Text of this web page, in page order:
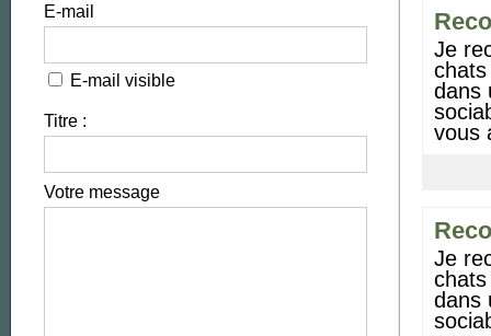
E-mail
E-mail visible
Titre :
Votre message
je recommande cette chatterie les yeux fermés. tous les
dans
vous
je recommande cette chatterie les yeux fermés. tous les
dans